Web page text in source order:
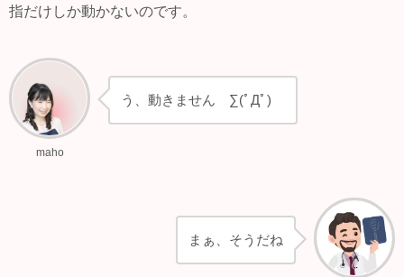
指だけしか動かないのです。
maho
う、動きません ∑(ﾟДﾟ)
まぁ、そうだね